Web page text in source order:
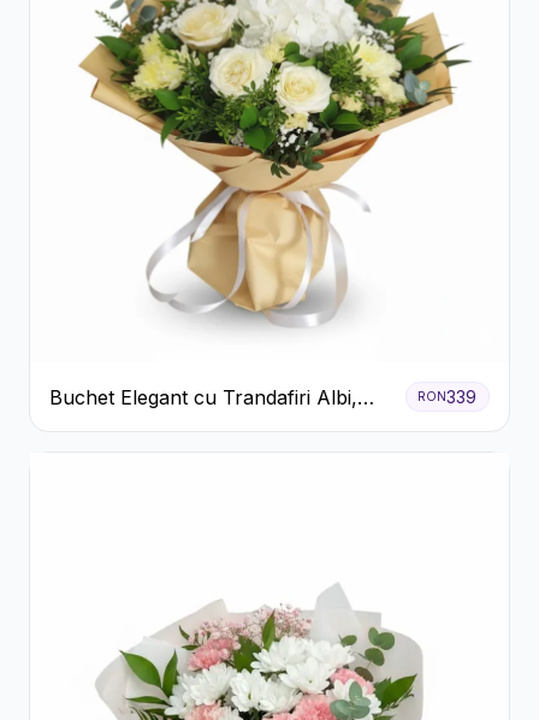
Buchet Elegant cu Trandafiri Albi,
Hortensie și Crizanteme Crem
RON339